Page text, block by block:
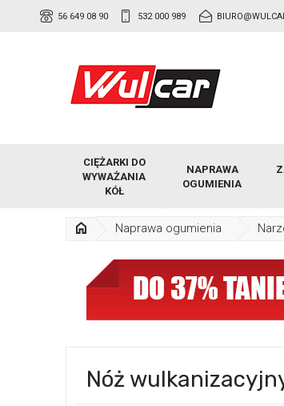
56 649 08 90 532 000 989
CIĘŻARKI DO
WYWAŻANIA
KÓŁ
NAPRAWA
OGUMIENIA
Naprawa ogumienia
Nóż